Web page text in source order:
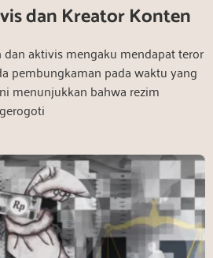
dan Kreator Konten
aktivis mengaku mendapat teror
pembungkaman pada waktu yang
menunjukkan bahwa rezim